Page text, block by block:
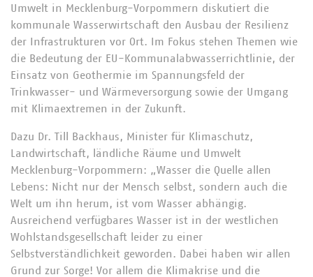
Umwelt in Mecklenburg-Vorpommern diskutiert die
kommunale Wasserwirtschaft den Ausbau der Resilienz
der Infrastrukturen vor Ort. Im Fokus stehen Themen wie
die Bedeutung der EU-Kommunalabwasserrichtlinie, der
Einsatz von Geothermie im Spannungsfeld der
Trinkwasser- und Wärmeversorgung sowie der Umgang
mit Klimaextremen in der Zukunft.
Dazu Dr. Till Backhaus, Minister für Klimaschutz,
Landwirtschaft, ländliche Räume und Umwelt
Mecklenburg-Vorpommern: „Wasser die Quelle allen
Lebens: Nicht nur der Mensch selbst, sondern auch die
Welt um ihn herum, ist vom Wasser abhängig.
Ausreichend verfügbares Wasser ist in der westlichen
Wohlstandsgesellschaft leider zu einer
Selbstverständlichkeit geworden. Dabei haben wir allen
Grund zur Sorge! Vor allem die Klimakrise und die